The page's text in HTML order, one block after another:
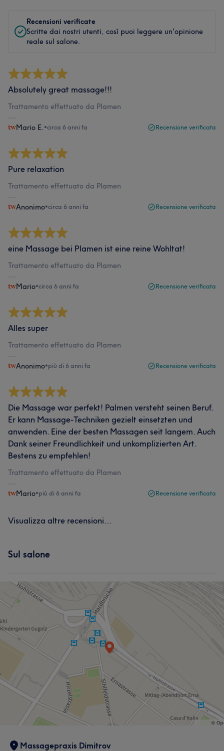
Recensioni verificate
Scritte dai nostri utenti, così puoi leggere un'opinione
reale sul salone.
Absolutely great massage!!!
Trattamento effettuato da Plamen
Mario E. •circa 6 anni fa Recensione verificata
Pure relaxation
Trattamento effettuato da Plamen
Anonimo•circa 6 anni fa Recensione verificata
eine Massage bei Plamen ist eine reine Wohltat!
Trattamento effettuato da Plamen
Mario•circa 6 anni fa Recensione verificata
Alles super
Trattamento effettuato da Plamen
Anonimo•più di 6 anni fa Recensione verificata
Die Massage war perfekt! Palmen versteht seinen Beruf.
Er kann Massage-Techniken gezielt einsetzten und
anwenden. Eine der besten Massagen seit langem. Auch
Dank seiner Freundlichkeit und unkomplizierten Art.
Bestens zu empfehlen!
Trattamento effettuato da Plamen
Mario•più di 6 anni fa Recensione verificata
Visualizza altre recensioni...
Sul salone
Massagepraxis Dimitrov